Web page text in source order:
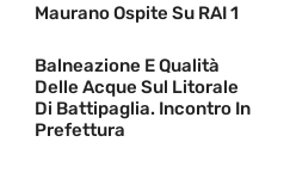
Maurano Ospite Su RAI 1
Balneazione E Qualità
Delle Acque Sul Litorale
Di Battipaglia. Incontro In
Prefettura